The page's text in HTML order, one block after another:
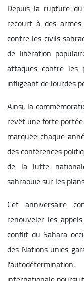
Depuis la rupture
recourt à des
contre les civils
de libération
attaques contre les
infligeant de lourdes
Ainsi, la
revêt une forte
marquée chaque
des conférences
de la lutte
sahraouie sur les
Cet anniversaire
renouveler les
conflit du Sahara
des Nations unies